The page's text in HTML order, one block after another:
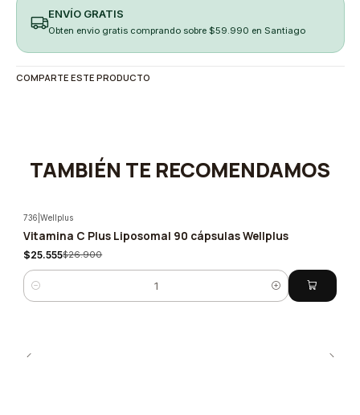
ENVÍO GRATIS
Obten envio gratis comprando sobre $59.990 en Santiago
COMPARTE ESTE PRODUCTO
TAMBIÉN TE RECOMENDAMOS
-5%
736 |Wellplus
Vitamina C Plus Liposomal 90 cápsulas Wellplus
$25.555$26.900
Cantidad